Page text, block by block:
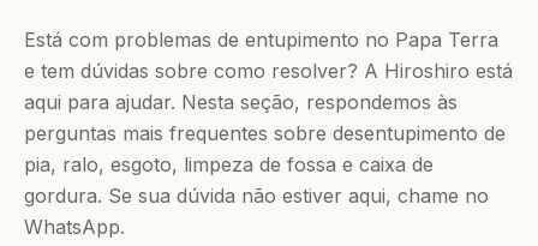
Está com problemas de entupimento no Papa Terra
e tem dúvidas sobre como resolver? A Hiroshiro está
aqui para ajudar. Nesta seção, respondemos às
perguntas mais frequentes sobre desentupimento de
pia, ralo, esgoto, limpeza de fossa e caixa de
gordura. Se sua dúvida não estiver aqui, chame no
WhatsApp.